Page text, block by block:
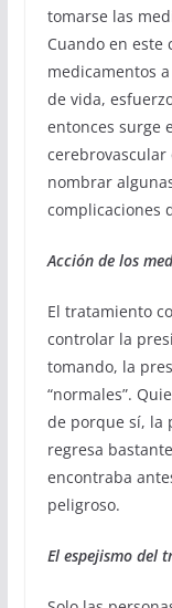
tomarse las
Cuando en este
medicamentos
de vida,
entonces surge
nombrar
complicaciones
Acción de los
El tratamiento
controlar la
tomando, la
“normales”.
de porque sí, la
regresa
encontraba
peligroso.
El espejismo del